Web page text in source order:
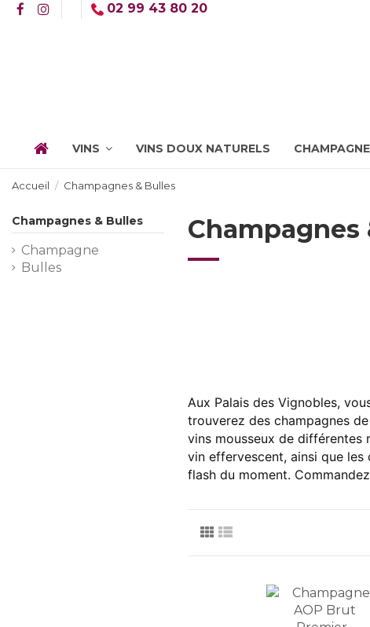
02 99 43 80 20
VINS VINS DOUX NATURELS
Accueil Champagnes & Bulles
Champagnes
Aux Palais des Vignobles,
trouverez des champagnes
vins mousseux de différentes
vin effervescent, ainsi que
flash du moment.
Champagnes & Bulles
Champagne
Bulles